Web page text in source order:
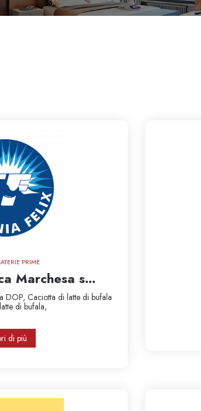
PRIME
Marchesa s...
DOP, Caciotta di latte di bufala
di bufala,
di più